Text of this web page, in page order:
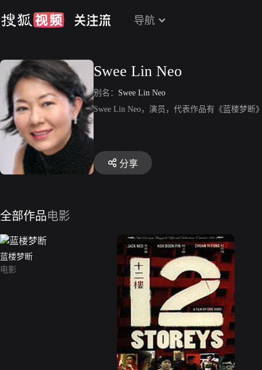
导航
Swee Lin Neo
别名： Swee Lin Neo
Swee Lin Neo，演员，代表作品有《蓝楼梦断
分享
全部作品电影
蓝楼梦断
电影